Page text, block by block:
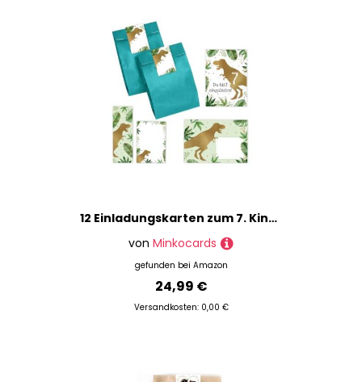
12 Einladungskarten zum 7. Kindergeburtstag Junge Dino Dinosaurier Einladungen siebte Jungsgeburtstag incl. 12 Umschläge, 12 Partytüten/petrol, 12 Aufkleber, 12 Lesezeichen, 12 Mini-Notizblöcke
von Minkocards
gefunden bei Amazon
24,99 €
Versandkosten: 0,00 €